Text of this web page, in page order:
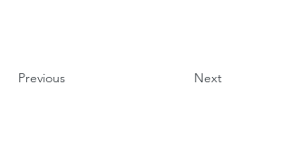
Previous Next